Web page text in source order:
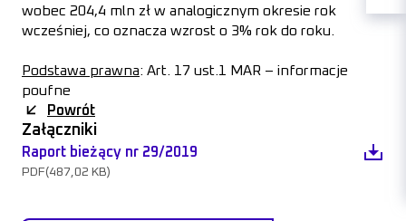
wobec 204,4 mln zł w analogicznym okresie rok
wcześniej, co oznacza wzrost o 3% rok do roku.
Podstawa prawna: Art. 17 ust.1 MAR – informacje
poufne
Powrót
Załączniki
Raport bieżący nr 29/2019
PDF(487,02 KB)